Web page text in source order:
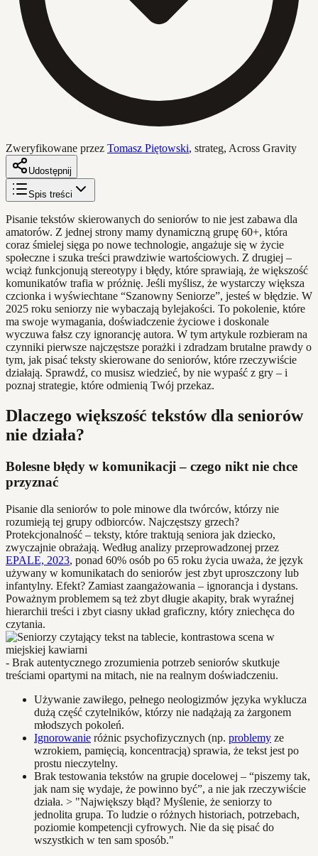
Zweryfikowane przez Tomasz Piętowski, strateg, Across Gravity
Udostępnij
Spis treści
Pisanie tekstów skierowanych do seniorów to nie jest zabawa dla
amatorów. Z jednej strony mamy dynamiczną grupę 60+, która
coraz śmielej sięga po nowe technologie, angażuje się w życie
społeczne i szuka treści prawdziwie wartościowych. Z drugiej –
wciąż funkcjonują stereotypy i błędy, które sprawiają, że większość
komunikatów trafia w próżnię. Jeśli myślisz, że wystarczy większa
czcionka i wyświechtane “Szanowny Seniorze”, jesteś w błędzie. W
2025 roku seniorzy nie wybaczają bylejakości. To pokolenie, które
ma swoje wymagania, doświadczenie życiowe i doskonale
wyczuwa fałsz czy ignorancję autora. W tym artykule rozbieram na
czynniki pierwsze najczęstsze porażki i zdradzam brutalne prawdy o
tym, jak pisać teksty skierowane do seniorów, które rzeczywiście
działają. Sprawdź, co musisz wiedzieć, by nie wypaść z gry – i
poznaj strategie, które odmienią Twój przekaz.
Dlaczego większość tekstów dla seniorów
nie działa?
Bolesne błędy w komunikacji – czego nikt nie chce
przyznać
Pisanie dla seniorów to pole minowe dla twórców, którzy nie
rozumieją tej grupy odbiorców. Najczęstszy grzech?
Protekcjonalność – teksty, które traktują seniora jak dziecko,
zwyczajnie obrażają. Według analizy przeprowadzonej przez
EPALE, 2023, ponad 60% osób po 65 roku życia uważa, że język
używany w komunikatach do seniorów jest zbyt uproszczony lub
infantylny. Efekt? Zamiast zaangażowania – ignorancja i dystans.
Poważnym problemem są też zbyt długie akapity, brak wyraźnej
hierarchii treści i zbyt ciasny układ graficzny, który zniechęca do
czytania.
- Brak autentycznego zrozumienia potrzeb seniorów skutkuje
treściami opartymi na mitach, nie na realnym doświadczeniu.
Używanie zawiłego, pełnego neologizmów języka wyklucza
dużą część czytelników, którzy nie nadążają za żargonem
młodszych pokoleń.
Ignorowanie różnic psychofizycznych (np. problemy ze
wzrokiem, pamięcią, koncentracją) sprawia, że tekst jest po
prostu nieczytelny.
Brak testowania tekstów na grupie docelowej – “piszemy tak,
jak nam się wydaje, że powinno być”, a nie jak rzeczywiście
działa. > "Największy błąd? Myślenie, że seniorzy to
jednolita grupa. To ludzie o różnych historiach, potrzebach,
poziomie kompetencji cyfrowych. Nie da się pisać do
wszystkich w ten sam sposób."